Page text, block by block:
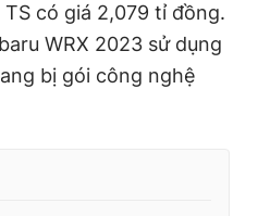
có giá 2,079 tỉ đồng.
WRX 2023 sử dụng
bị gói công nghệ